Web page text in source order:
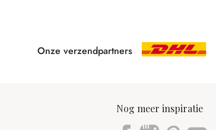
Onze verzendpartners
Nog meer inspiratie